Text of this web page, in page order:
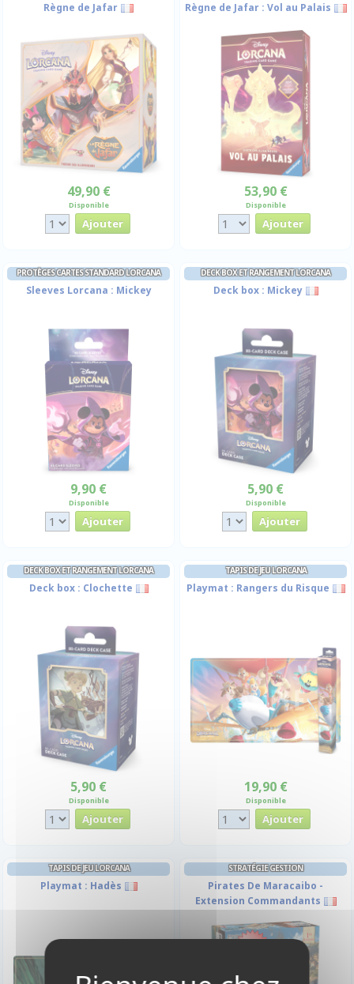
Règne de Jafar
49,90 €
Disponible
Règne de Jafar : Vol au Palais
53,90 €
Disponible
PROTÈGES CARTES STANDARD LORCANA
Sleeves Lorcana : Mickey
9,90 €
Disponible
DECK BOX ET RANGEMENT LORCANA
Deck box : Mickey
5,90 €
Disponible
DECK BOX ET RANGEMENT LORCANA
Deck box : Clochette
5,90 €
Disponible
TAPIS DE JEU LORCANA
Playmat : Rangers du Risque
19,90 €
Disponible
TAPIS DE JEU LORCANA
Playmat : Hadès
STRATÉGIE GESTION
Pirates De Maracaibo -
Extension Commandants